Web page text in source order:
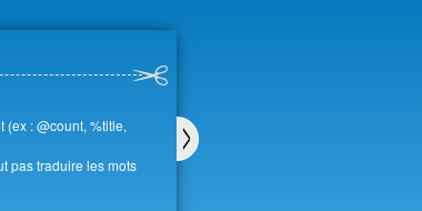
(ex : @count, %title,
pas traduire les mots